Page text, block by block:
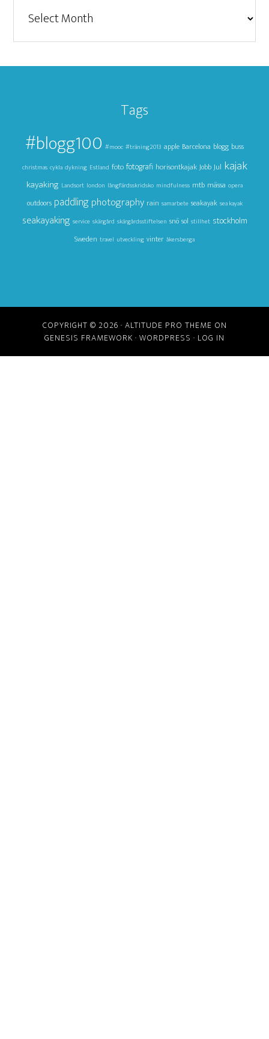
Tags
#blogg100 #mooc #träning2013 apple Barcelona blogg buss
christmas cykla dykning Estland foto fotografi horisontkajak Jobb Jul kajak
kayaking Landsort london långfärdsskridsko mindfulness mtb mässa opera
outdoors paddlingphotography rain samarbete seakayak sea kayak
seakayaking service skärgård skärgårdsstiftelsen snö sol stillhet stockholm
Sweden travel utveckling vinter åkersberga
COPYRIGHT © 2026 · ALTITUDE PRO THEME ON
GENESIS FRAMEWORK · WORDPRESS · LOG IN